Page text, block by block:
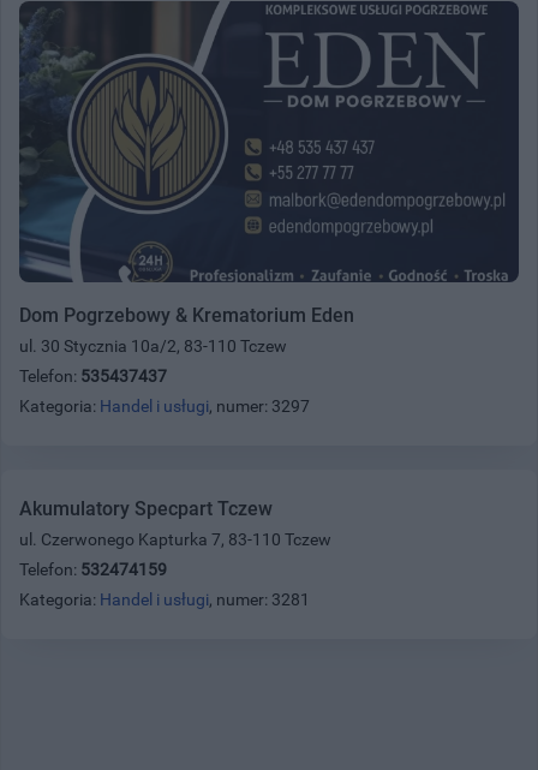
Dom Pogrzebowy & Krematorium Eden
ul. 30 Stycznia 10a/2, 83-110 Tczew
Telefon: 535437437
Kategoria: Handel i usługi, numer: 3297
Akumulatory Specpart Tczew
ul. Czerwonego Kapturka 7, 83-110 Tczew
Telefon: 532474159
Kategoria: Handel i usługi, numer: 3281